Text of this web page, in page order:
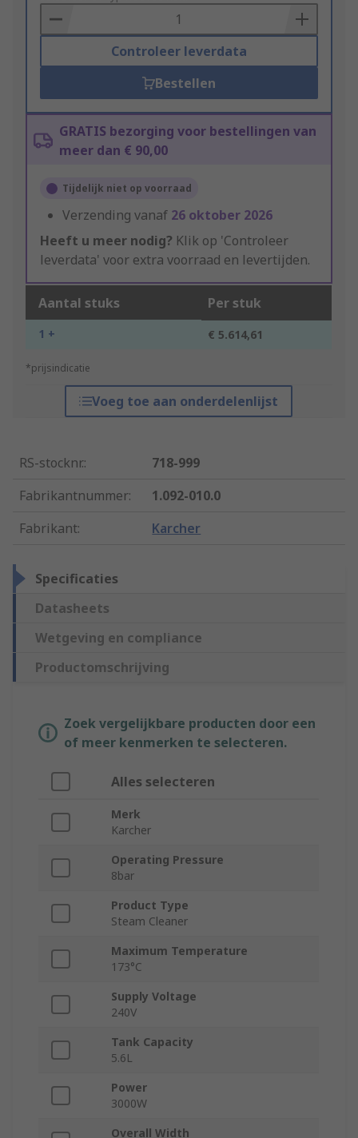
Basket
Controleer leverdata
Bestellen
GRATIS bezorging voor bestellingen van
meer dan € 90,00
Tijdelijk niet op voorraad
Verzending vanaf 26 oktober 2026
Heeft u meer nodig? Klik op 'Controleer
leverdata' voor extra voorraad en levertijden.
Aantal stuks Per stuk
1 + € 5.614,61
*prijsindicatie
Voeg toe aan onderdelenlijst
RS-stocknr.:
718-999
Fabrikantnummer:
1.092-010.0
Fabrikant: Karcher
Specificaties
Datasheets
Wetgeving en compliance
Productomschrijving
Zoek vergelijkbare producten door een
of meer kenmerken te selecteren.
Alles selecteren
Merk
Karcher
Operating Pressure
8bar
Product Type
Steam Cleaner
Maximum Temperature
173°C
Supply Voltage
240V
Tank Capacity
5.6L
Power
3000W
Overall Width